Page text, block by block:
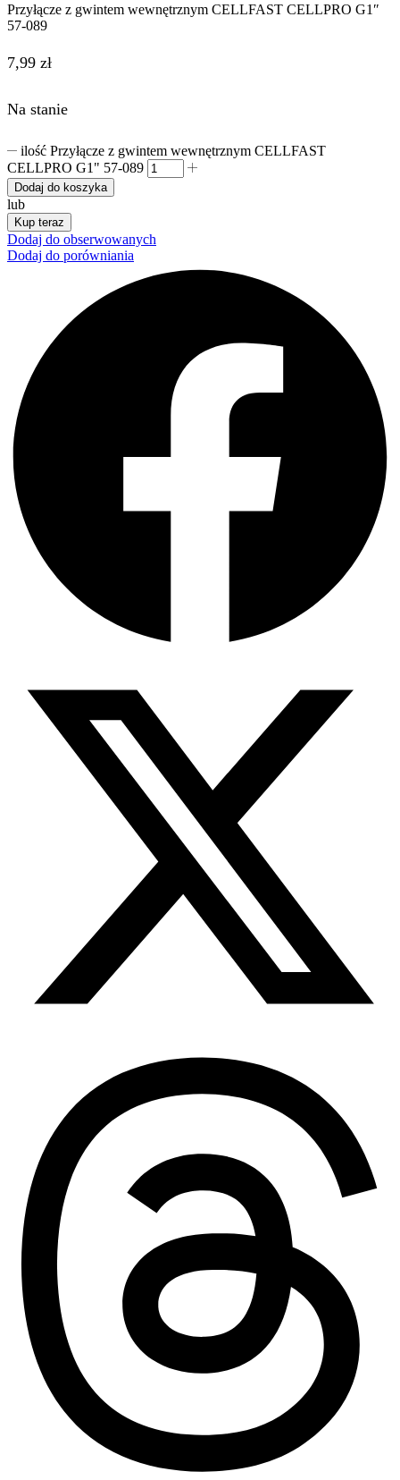
Przyłącze z gwintem wewnętrznym CELLFAST CELLPRO G1″
57-089
7,99 zł
Na stanie
ilość Przyłącze z gwintem wewnętrznym CELLFAST
CELLPRO G1" 57-089
Dodaj do koszyka
lub
Kup teraz
Dodaj do obserwowanych
Dodaj do porówniania